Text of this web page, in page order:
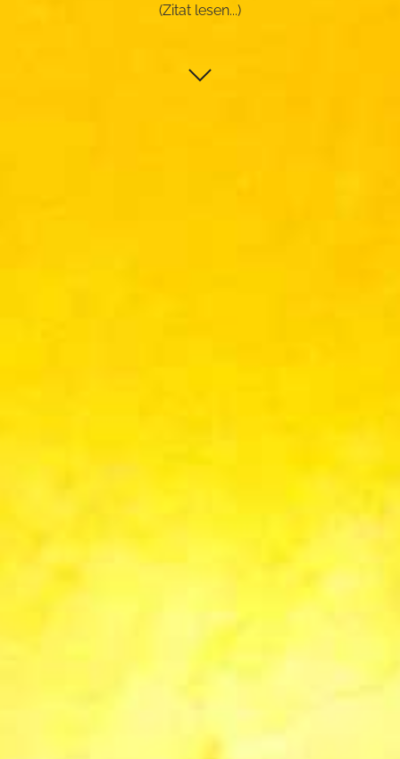
(Zitat lesen...)